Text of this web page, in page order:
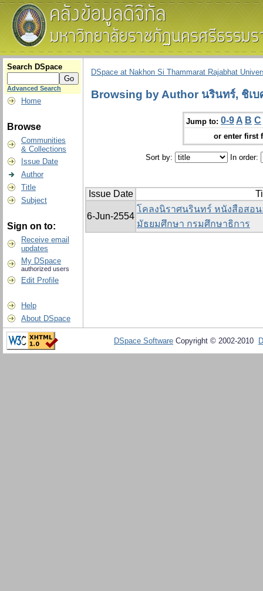
Search DSpace
Advanced Search
Home
Browse
Communities
& Collections
Issue Date
Author
Title
Subject
Sign on to:
Receive email
updates
My DSpace
authorized users
Edit Profile
Help
About DSpace
DSpace at Nakhon Si Thammarat Rajabhat
Browsing by Author นรินทร์, ชิเบ
Jump to: 0-9 A B C
or enter first
Sort by: In order:
Issue Date
6-Jun-2554
โคลงนิราศนรินทร์ หนังสือสอ
มัธยมศึกษา กรมศึกษาธิการ
DSpace Software Copyright © 2002-2010